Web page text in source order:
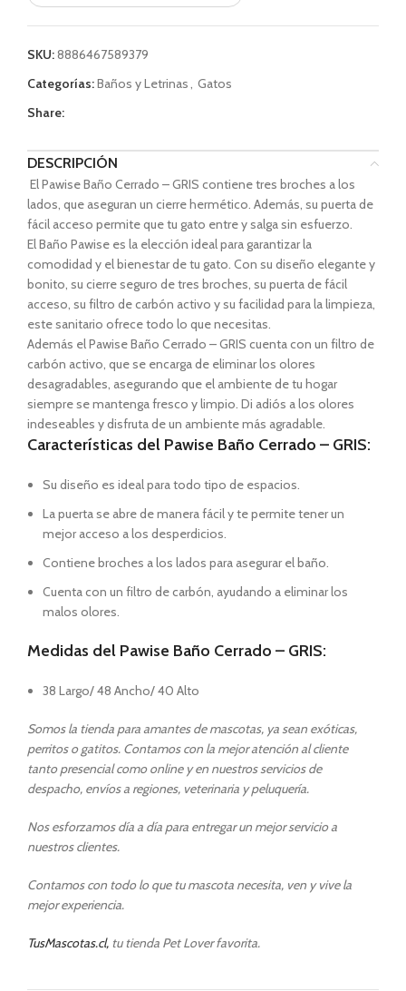
SKU:8886467589379
Categorías:Baños y Letrinas, Gatos
Share:
DESCRIPCIÓN
El Pawise Baño Cerrado – GRIS contiene tres broches a los
lados, que aseguran un cierre hermético. Además, su puerta de
fácil acceso permite que tu gato entre y salga sin esfuerzo.
El Baño Pawise es la elección ideal para garantizar la
comodidad y el bienestar de tu gato. Con su diseño elegante y
bonito, su cierre seguro de tres broches, su puerta de fácil
acceso, su filtro de carbón activo y su facilidad para la limpieza,
este sanitario ofrece todo lo que necesitas.
Además el Pawise Baño Cerrado – GRIS cuenta con un filtro de
carbón activo, que se encarga de eliminar los olores
desagradables, asegurando que el ambiente de tu hogar
siempre se mantenga fresco y limpio. Di adiós a los olores
indeseables y disfruta de un ambiente más agradable.
Características del Pawise Baño Cerrado – GRIS:
Su diseño es ideal para todo tipo de espacios.
La puerta se abre de manera fácil y te permite tener un
mejor acceso a los desperdicios.
Contiene broches a los lados para asegurar el baño.
Cuenta con un filtro de carbón, ayudando a eliminar los
malos olores.
Medidas del Pawise Baño Cerrado – GRIS:
38 Largo/ 48 Ancho/ 40 Alto
Somos la tienda para amantes de mascotas, ya sean exóticas,
perritos o gatitos. Contamos con la mejor atención al cliente
tanto presencial como online y en nuestros servicios de
despacho, envíos a regiones, veterinaria y peluquería.
Nos esforzamos día a día para entregar un mejor servicio a
nuestros clientes.
Contamos con todo lo que tu mascota necesita, ven y vive la
mejor experiencia.
TusMascotas.cl, tu tienda Pet Lover favorita.